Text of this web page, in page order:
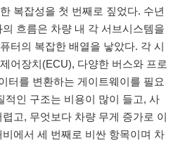
복잡성을 첫 번째로 짚었다. 수년
흐름은 차량 내 각 서브시스템을
터의 복잡한 배열을 낳았다. 각 시
어장치(ECU), 다양한 버스와 프로
터를 변환하는 게이트웨이를 필요
적인 구조는 비용이 많이 들고, 사
고, 무엇보다 차량 무게 증가로 이
에서 세 번째로 비싼 항목이며 차